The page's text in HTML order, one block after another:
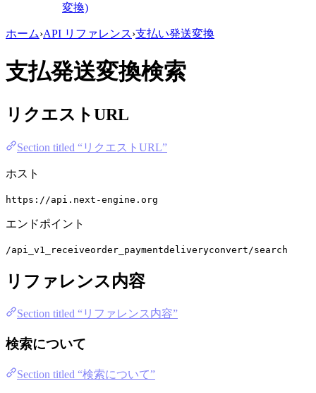
変換)
ホーム›API リファレンス›支払い発送変換
支払発送変換検索
リクエストURL
Section titled “リクエストURL”
ホスト
https://api.next-engine.org
エンドポイント
/api_v1_receiveorder_paymentdeliveryconvert/search
リファレンス内容
Section titled “リファレンス内容”
検索について
Section titled “検索について”